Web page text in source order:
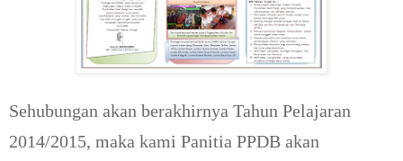
Sehubungan akan berakhirnya Tahun Pelajaran
2014/2015, maka kami Panitia PPDB akan